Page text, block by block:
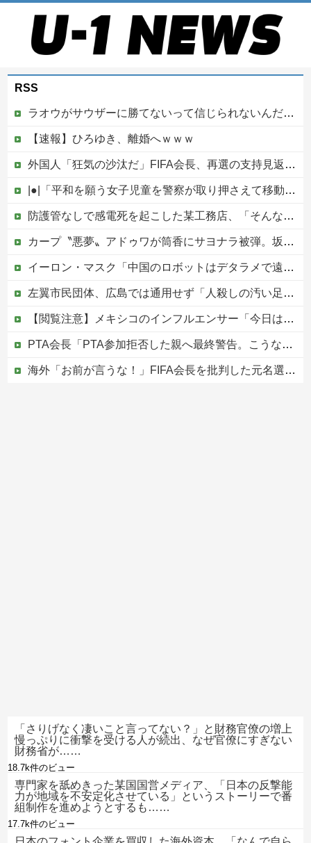
RSS
ラオウがサウザーに勝てないって信じられないんだが…
【速報】ひろゆき、離婚へｗｗｗ
外国人「狂気の沙汰だ」FIFA会長、再選の支持見返りにモロッコへ2030年W杯決勝の開催を打診か！海外から批判殺到！【海外の反応】
|●|「平和を願う女子児童を警察が取り押さえて移動させた」と市民団体が告発、「児童……どこ？」とガチで困惑する人が続出
防護管なしで感電死を起こした某工務店、「そんな危険な現場お断りしますわ!と断って正解やったわ」と業者が業界事情を告白
カープ〝悪夢〟アドゥワが筒香にサヨナラ被弾。坂倉11号！斉藤優5回2失点！辻遠藤ら0封も高が同点被弾。4連敗で今季ワースト借金17【広島3-4xDeNA/試合結果】他
イーロン・マスク「中国のロボットはデタラメで遠隔操作してるだけ」
左翼市民団体、広島では通用せず「人殺しの汚い足で広島の土を踏むな！」→広島県民「お前らの方が汚いんじゃ！」「ワシらが広島県民じゃ」
【閲覧注意】メキシコのインフルエンサー「今日は友達と配達員のアルバイトを体験してみるよ！！」←結果・・・
PTA会長「PTA参加拒否した親へ最終警告。こうなってもいい？」
海外「お前が言うな！」FIFA会長を批判した元名選手に海外から猛反発！（海外の反応）
「さりげなく凄いこと言ってない？」と財務官僚の増上
慢っぷりに衝撃を受ける人が続出、なぜ官僚にすぎない
財務省が……
18.7k件のビュー
専門家を舐めきった某国国営メディア、「日本の反撃能
力が地域を不安定化させている」というストーリーで番
組制作を進めようとするも……
17.7k件のビュー